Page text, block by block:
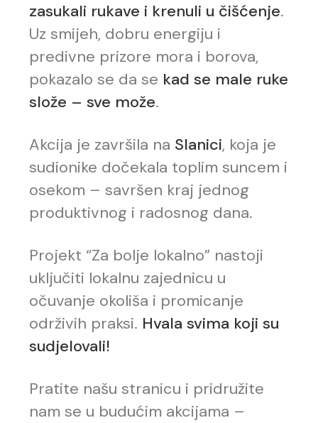
zasukali rukave i krenuli u čišćenje.
Uz smijeh, dobru energiju i
predivne prizore mora i borova,
pokazalo se da se kad se male ruke
slože – sve može.
Akcija je završila na Slanici, koja je
sudionike dočekala toplim suncem i
osekom – savršen kraj jednog
produktivnog i radosnog dana.
Projekt “Za bolje lokalno” nastoji
uključiti lokalnu zajednicu u
očuvanje okoliša i promicanje
održivih praksi. Hvala svima koji su
sudjelovali!
Pratite našu stranicu i pridružite
nam se u budućim akcijama –